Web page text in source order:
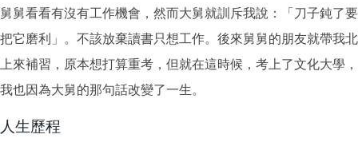
舅舅看看有沒有工作機會，然而大舅就訓斥我說：「刀子鈍了要
把它磨利」。不該放棄讀書只想工作。後來舅舅的朋友就帶我北
上來補習，原本想打算重考，但就在這時候，考上了文化大學，
我也因為大舅的那句話改變了一生。
人生歷程